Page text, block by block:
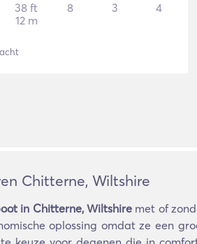
38 ft
12 m
8 3 4
Chitterne, Wiltshire
in Chitterne, Wiltshiremet of
oplossing omdat ze een